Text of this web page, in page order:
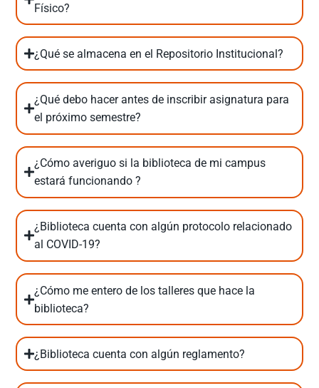
Físico?
¿Qué se almacena en el Repositorio Institucional?
¿Qué debo hacer antes de inscribir asignatura para
el próximo semestre?
¿Cómo averiguo si la biblioteca de mi campus
estará funcionando ?
¿Biblioteca cuenta con algún protocolo relacionado
al COVID-19?
¿Cómo me entero de los talleres que hace la
biblioteca?
¿Biblioteca cuenta con algún reglamento?